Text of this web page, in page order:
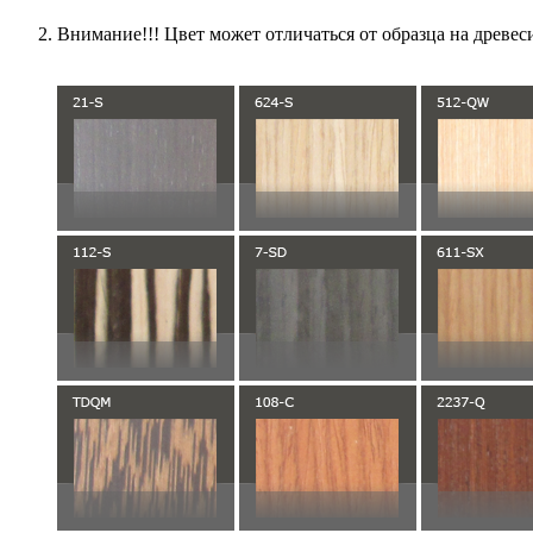
Внимание!!! Цвет может отличаться от образца на